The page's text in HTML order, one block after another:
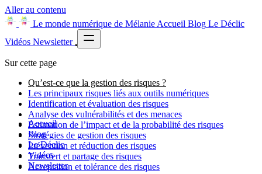
Aller au contenu
Le monde numérique de Mélanie Accueil Blog Le Déclic
Vidéos Newsletter
Accueil
Blog
Le Déclic
Vidéos
Newsletter
Sur cette page
Qu’est-ce que la gestion des risques ?
Les principaux risques liés aux outils numériques
Identification et évaluation des risques
Analyse des vulnérabilités et des menaces
Estimation de l’impact et de la probabilité des risques
Stratégies de gestion des risques
Prévention et réduction des risques
Transfert et partage des risques
Acceptation et tolérance des risques